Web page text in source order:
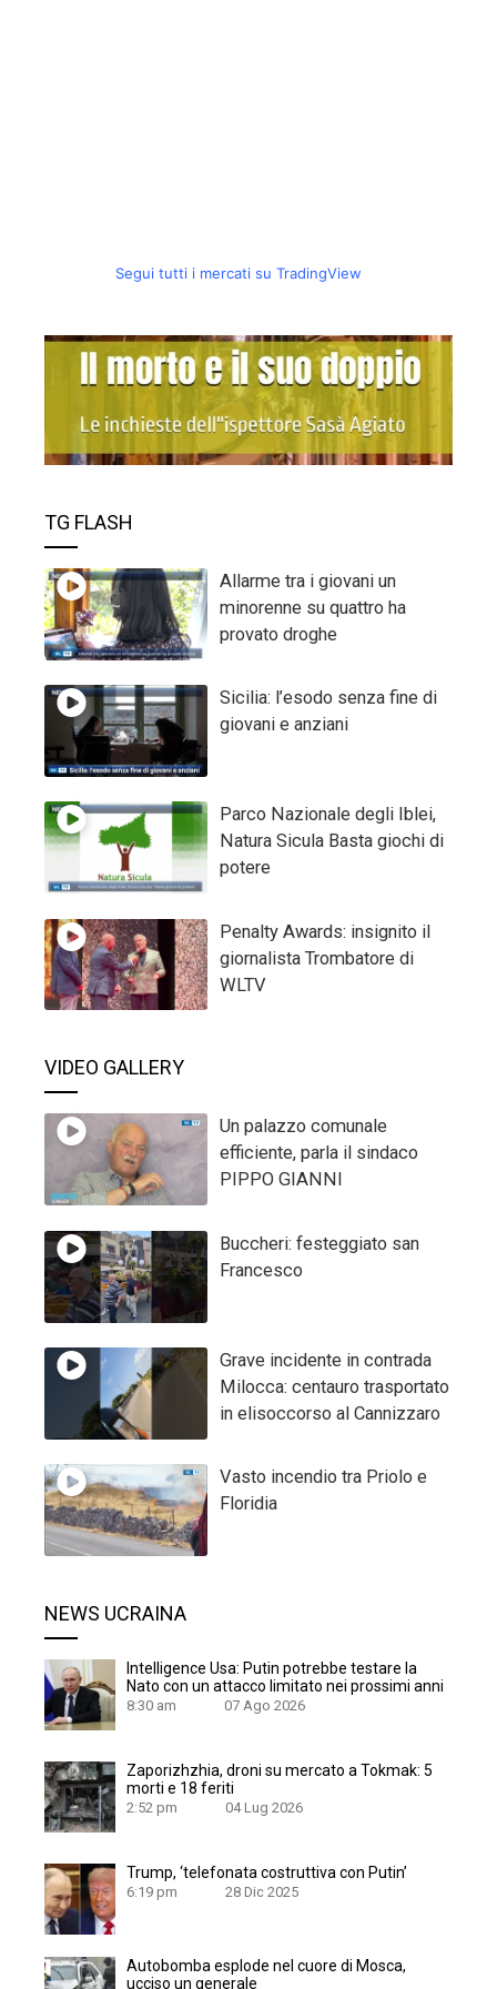
Segui tutti i mercati su TradingView
TG FLASH
Allarme tra i giovani un
minorenne su quattro ha
provato droghe
Sicilia: l’esodo senza fine di
giovani e anziani
Parco Nazionale degli Iblei,
Natura Sicula Basta giochi di
potere
Penalty Awards: insignito il
giornalista Trombatore di
WLTV
VIDEO GALLERY
Un palazzo comunale
efficiente, parla il sindaco
PIPPO GIANNI
Buccheri: festeggiato san
Francesco
Grave incidente in contrada
Milocca: centauro trasportato
in elisoccorso al Cannizzaro
Vasto incendio tra Priolo e
Floridia
NEWS UCRAINA
Intelligence Usa: Putin potrebbe testare la
Nato con un attacco limitato nei prossimi anni
8:30 am 07 Ago 2026
Zaporizhzhia, droni su mercato a Tokmak: 5
morti e 18 feriti
2:52 pm 04 Lug 2026
Trump, ‘telefonata costruttiva con Putin’
6:19 pm 28 Dic 2025
Autobomba esplode nel cuore di Mosca,
ucciso un generale